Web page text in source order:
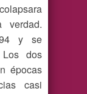
verdad.
y se
dos
épocas
casi